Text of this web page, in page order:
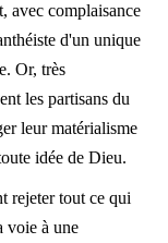
avec complaisance
d'un unique
Or, très
les partisans du
leur matérialisme
idée de Dieu.
rejeter tout ce qui
voie à une